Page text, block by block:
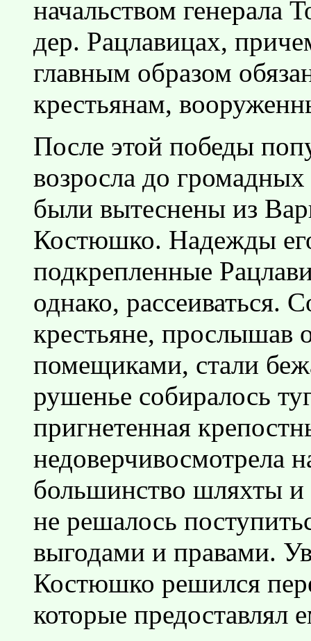
начальством генерала
дер. Рацлавицах,
главным образом
крестьянам,
После этой победы
возросла до
были вытеснены из
Костюшко. Надежды
подкрепленные
однако, рассеиваться.
крестьяне, прослышав
помещиками, стали
рушенье собиралось
пригнетенная
недоверчивосмотрела
большинство шляхты и
не решалось
выгодами и правами.
Костюшко решился
которые предоставлял